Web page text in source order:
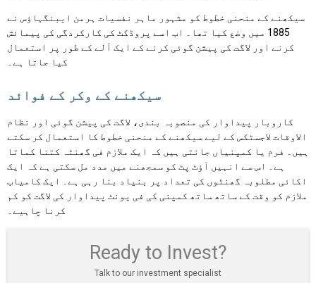
سیکھنے کے منحنی خطوط کو مشہور ماہر نفسیات ہرمن ایبنگہاؤس نے
1885 میں وضع کیا تھا۔ اب اسے پروڈکٹ کی کارکردگی کی پیمائش
کرنے اور لاگت کی پیشن گوئی کرنے کے ایک آلے کے طور پر استعمال
کیا جاتا ہے۔
سیکھنے کے وکر کے فوائد
کاروبار پیداوار کی منصوبہ بندی، لاگت کی پیشن گوئی اور نظام
الاوقات لاجسٹکس کے لیے سیکھنے کے منحنی خطوط کا استعمال کر سکتے
ہیں۔ فرم یا کمپنیاں جانتی ہیں کہ ایک ملازم فی گھنٹہ کتنا کماتا
ہے۔ اس سے انہیں آؤٹ پٹ کو سمجھنے میں مدد مل سکتی ہے کہ ایک
اکائی مطلوبہ گھنٹوں کی تعداد پر بنیاد بنا رہی ہے۔ ایک کامیاب
ملازم کو وقت کے ساتھ ساتھ کمپنی کی فی یونٹ پیداوار کی لاگت کو کم
کرنا چاہیے۔
Ready to Invest?
Talk to our investment specialist